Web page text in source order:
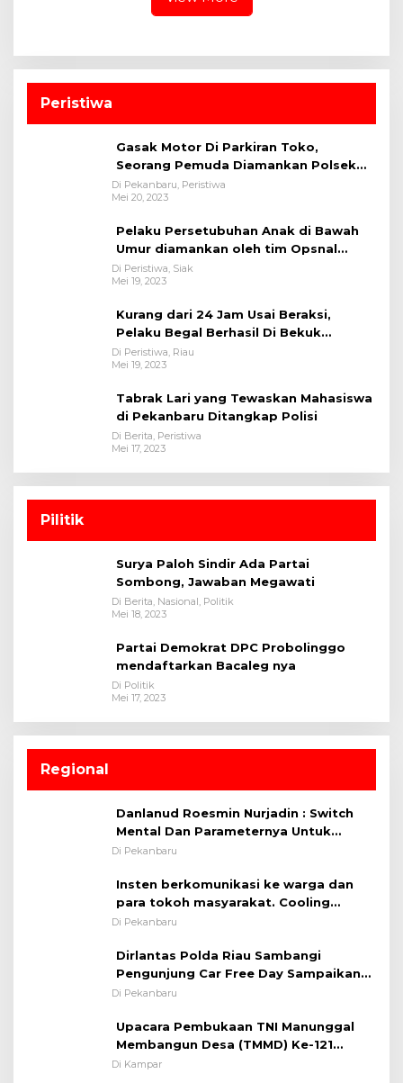
Peristiwa
Gasak Motor Di Parkiran Toko,
Seorang Pemuda Diamankan Polsek
Bukit Raya
Di Pekanbaru, Peristiwa
Mei 20, 2023
Pelaku Persetubuhan Anak di Bawah
Umur diamankan oleh tim Opsnal
Polsek Tualang-Polres Siak-Polda Riau
Di Peristiwa, Siak
Mei 19, 2023
Kurang dari 24 Jam Usai Beraksi,
Pelaku Begal Berhasil Di Bekuk
Satreskrim Polres Kuansing
Di Peristiwa, Riau
Mei 19, 2023
Tabrak Lari yang Tewaskan Mahasiswa
di Pekanbaru Ditangkap Polisi
Di Berita, Peristiwa
Mei 17, 2023
Pilitik
Surya Paloh Sindir Ada Partai
Sombong, Jawaban Megawati
Di Berita, Nasional, Politik
Mei 18, 2023
Partai Demokrat DPC Probolinggo
mendaftarkan Bacaleg nya
Di Politik
Mei 17, 2023
Regional
Danlanud Roesmin Nurjadin : Switch
Mental Dan Parameternya Untuk
Melaksanakan ✈
Di Pekanbaru
Insten berkomunikasi ke warga dan
para tokoh masyarakat. Cooling
System OMP LK ²024 Polsek Rumbai,
Pentingnya Memelihara dan Menjaga
Situasi Kondusif
Di Pekanbaru
Dirlantas Polda Riau Sambangi
Pengunjung Car Free Day Sampaikan
Pesan Edukasi Kamtibmas &
Di Pekanbaru
Upacara Pembukaan TNI Manunggal
Membangun Desa (TMMD) Ke-121
Kodim 0313/KPR Tahun 2024) ?
Di Kampar